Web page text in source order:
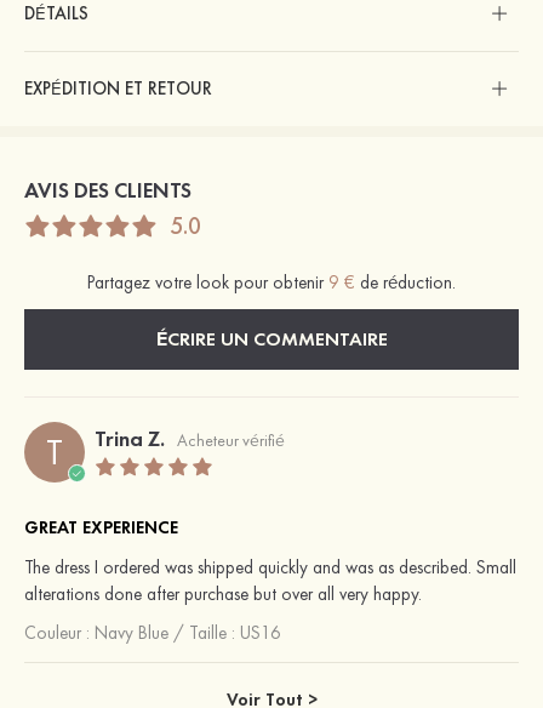
DÉTAILS
EXPÉDITION ET RETOUR
AVIS DES CLIENTS
5.0
Partagez votre look pour obtenir 9 € de réduction.
ÉCRIRE UN COMMENTAIRE
T Trina Z. Acheteur vérifié
GREAT EXPERIENCE
The dress I ordered was shipped quickly and was as described. Small
alterations done after purchase but over all very happy.
Couleur : Navy Blue / Taille : US16
Voir Tout >